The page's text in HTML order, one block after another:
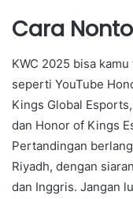
Cara
KWC 2025 bisa
seperti YouTube
Kings Global Esports,
dan Honor of Kings
Pertandingan
Riyadh, dengan
dan Inggris. Jangan